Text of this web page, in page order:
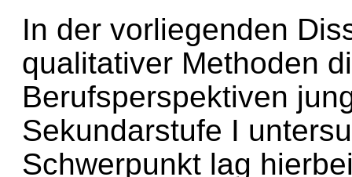
In der vorliegenden
qualitativer Methoden
Berufsperspektiven
Sekundarstufe I
Schwerpunkt lag